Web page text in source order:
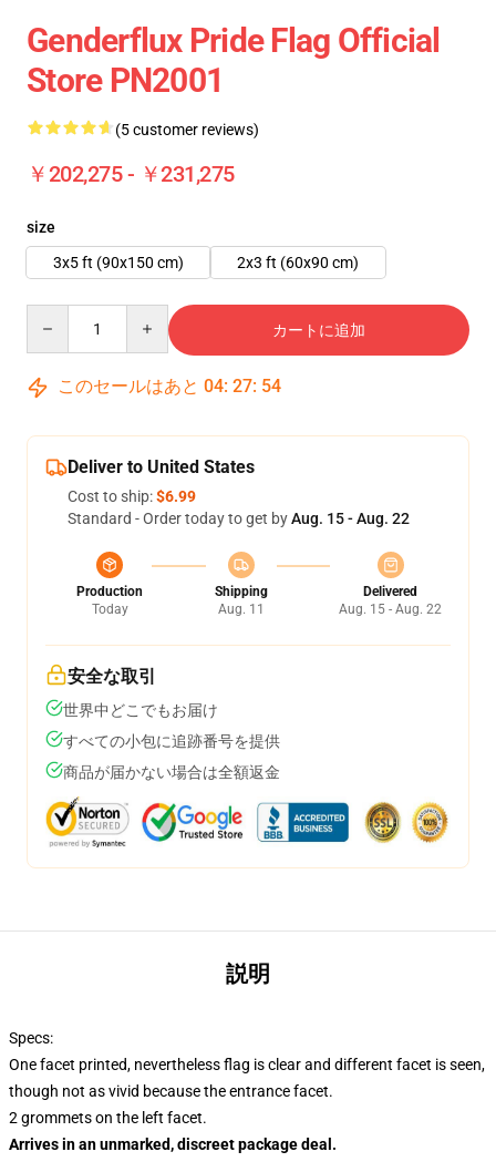
Genderflux Pride Flag Official
Store PN2001
(5 customer reviews)
￥202,275 - ￥231,275
size
3x5 ft (90x150 cm)
2x3 ft (60x90 cm)
カートに追加
このセールはあと 04: 27: 54
Deliver to United States
Cost to ship:$6.99
Standard - Order today to get byAug. 15 - Aug. 22
Production
Today
Shipping
Aug. 11
Delivered
Aug. 15 - Aug. 22
安全な取引
世界中どこでもお届け
すべての小包に追跡番号を提供
商品が届かない場合は全額返金
説明
Specs:
One facet printed, nevertheless flag is clear and different facet is seen,
though not as vivid because the entrance facet.
2 grommets on the left facet.
Arrives in an unmarked, discreet package deal.